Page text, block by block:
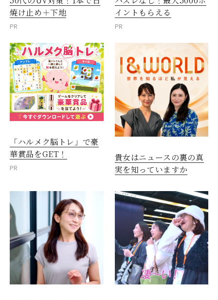
焼け止め＋下地
PR
イントもらえる
PR
「ハルメク脳トレ」で豪
華賞品をGET！
PR
貴女はニュースの裏の真
実を知っていますか